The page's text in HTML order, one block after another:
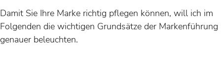
Damit Sie Ihre Marke richtig pflegen können, will ich im
Folgenden die wichtigen Grundsätze der Markenführung
genauer beleuchten.